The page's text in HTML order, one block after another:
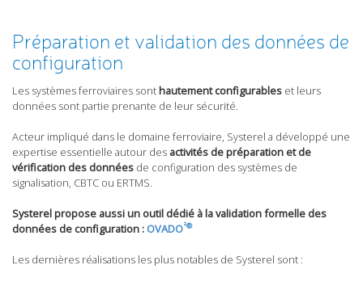
Préparation et validation des données de
configuration
Les systèmes ferroviaires sonthautement configurables et leurs
données sont partie prenante de leur sécurité.
Acteur impliqué dans le domaine ferroviaire, Systerel a développé une
expertise essentielle autour des activités de préparation et de
vérification des données de configuration des systèmes de
signalisation, CBTC ou ERTMS.
Systerel propose aussi un outil dédié à la validation formelle des
données de configuration : OVADO²®
Les dernières réalisations les plus notables de Systerel sont :